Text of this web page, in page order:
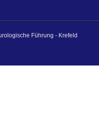
Führung - Krefeld